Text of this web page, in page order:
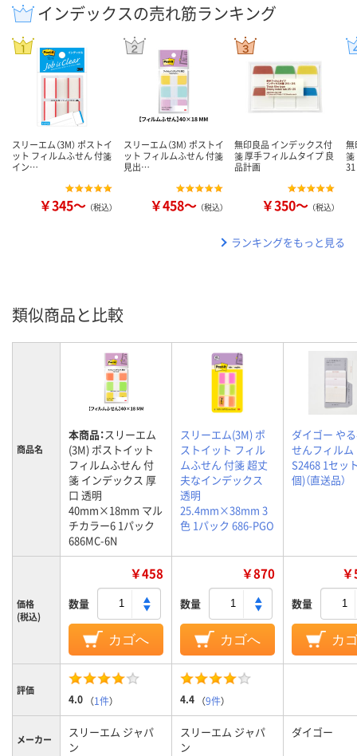
インデックスの売れ筋ランキング
スリーエム（3M） ポストイ
ット フィルムふせん 付箋
イン…
￥345～ （税込）
スリーエム（3M） ポストイ
ット フィルムふせん 付箋
見出…
￥458～ （税込）
無印良品 インデックス付
箋 厚手フィルムタイプ 良
品計画
￥350～ （税込）
無
箋
ランキングをもっと見る
類似商品と比較
商品名
本商品：スリーエム
(3M) ポストイット
フィルムふせん 付
箋 インデックス 厚
口 透明
40mm×18mm マル
チカラー6 1パック
686MC-6N
スリーエム(3M) ポ
ストイット フィル
ムふせん 付箋 超丈
夫なインデックス
透明
25.4mm×38mm 3
色 1パック 686-PGO
ダイゴー や
せんフィルム
S2468 1セッ
個)（直送品）
価格
(税込)
￥458
数量
カゴへ
￥870
数量
カゴへ
数量
カ
評価
4.0 （1件） 4.4 （9件）
メーカー
スリーエム ジャパ
ン
スリーエム ジャパ
ン
ダイゴー